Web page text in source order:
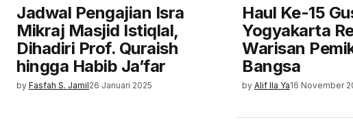
Jadwal Pengajian Isra
Mikraj Masjid Istiqlal,
Dihadiri Prof. Quraish
hingga Habib Ja’far
by Fasfah S. Jamil26 Januari 2025
Haul Ke-15
Yogyakarta
Warisan
Bangsa
by Alif Ila Ya16 November